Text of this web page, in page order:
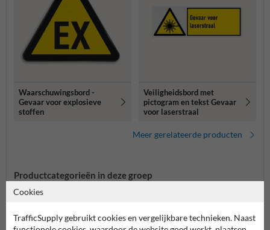
Waarschuwingsbord -
Gevaar voor explosieve
stoffen
Veiligheidsbord met
pictogram en tekst Gevaar
voor laserstraal
Meer gerelateerde producten
Productcategorieën in deze groep
Cookies
TrafficSupply gebruikt cookies en vergelijkbare technieken. Naast